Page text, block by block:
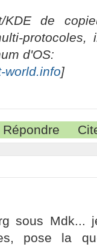
KDE de
protocoles,
d'OS:
world.info]
Répondre
sous Mdk...
pose la